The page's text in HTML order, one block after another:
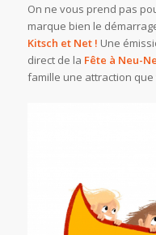
On ne vous prend pas
marque bien le
Kitsch et Net ! Une
direct de la Fête à Neu-
famille une attraction que